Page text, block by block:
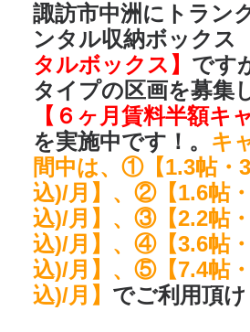
諏訪市中洲にトラン
ンタル収納ボックス
タルボックス】 です
タイプの区画を募集
【６ヶ月賃料半額キ
を実施中です！。 キ
間中は、①【1.3帖・
込)/月】、②【1.6帖
込)/月】、③【2.2帖
込)/月】、④【3.6帖
込)/月】、⑤【7.4帖
込)/月】 でご利用頂け